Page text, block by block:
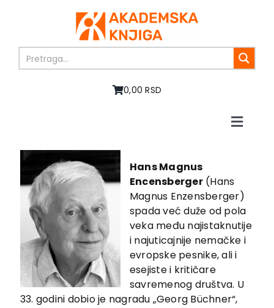
0,00 RSD
Toggle
About us
Books
In preparation
Sale
Authors
News
EU PROJECTS
Contact
Hans Magnus
Encensberger(Hans
Magnus Enzensberger)
spada već duže od pola
veka među najistaknutije
i najuticajnije nemačke i
evropske pesnike, ali i
esejiste i kritičare
savremenog društva. U
33. godini dobio je nagradu „Georg Büchner“,